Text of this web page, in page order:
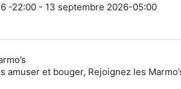
-22:00 - 13 septembre 2026-05:00
amuser et bouger, Rejoignez les